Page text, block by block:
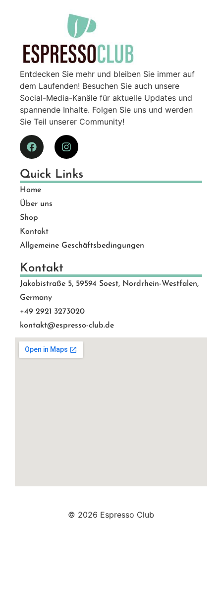
Entdecken Sie mehr und bleiben Sie immer auf
dem Laufenden! Besuchen Sie auch unsere
Social-Media-Kanäle für aktuelle Updates und
spannende Inhalte. Folgen Sie uns und werden
Sie Teil unserer Community!
Quick Links
Home
Über uns
Shop
Kontakt
Allgemeine Geschäftsbedingungen
Kontakt
Jakobistraße 5, 59594 Soest, Nordrhein-Westfalen,
Germany
+49 2921 3273020
kontakt@espresso-club.de
© 2026 Espresso Club